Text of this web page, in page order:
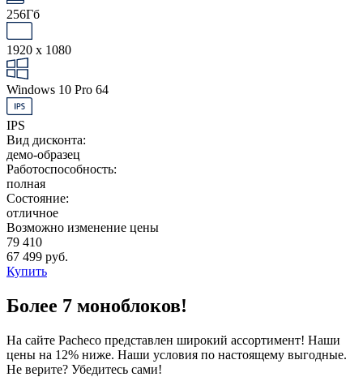
256Гб
1920 x 1080
Windows 10 Pro 64
IPS
Вид дисконта:
демо-образец
Работоспособность:
полная
Состояние:
отличное
Возможно изменение цены
79 410
67 499 руб.
Купить
Более 7 моноблоков!
На сайте Pacheco представлен широкий ассортимент! Наши
цены на 12% ниже. Наши условия по настоящему выгодные.
Не верите? Убедитесь сами!